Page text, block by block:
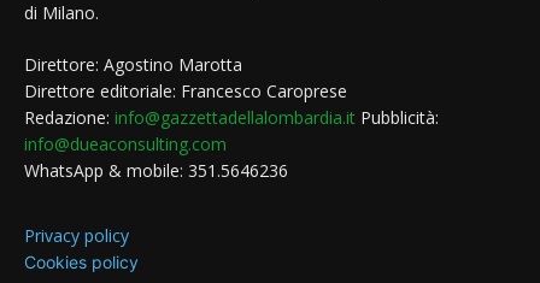
di Milano.
Direttore: Agostino Marotta
Direttore editoriale: Francesco Caroprese
Redazione: info@gazzettadellalombardia.it Pubblicità:
info@dueaconsulting.com
WhatsApp & mobile: 351.5646236
Privacy policy
Cookies policy